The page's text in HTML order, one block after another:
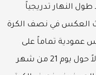
النهار تدريجياً
العكس في نصف الكرة
عمودية تماماً على
مدار السرطان (23.5) درجة شمالاً حول يوم 21 من شهر